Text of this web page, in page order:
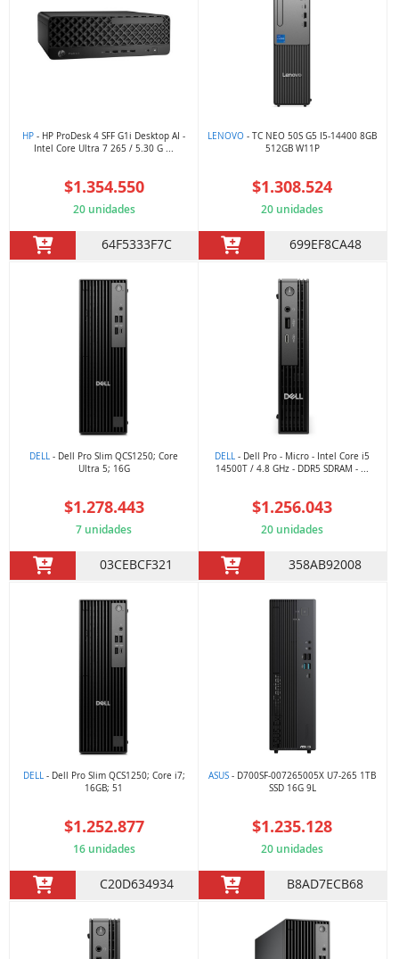
HP - HP ProDesk 4 SFF G1i Desktop AI -
Intel Core Ultra 7 265 / 5.30 G ...
$1.354.550
20 unidades
64F5333F7C
LENOVO - TC NEO 50S G5 I5-14400 8GB
512GB W11P
$1.308.524
20 unidades
699EF8CA48
DELL - Dell Pro Slim QCS1250; Core
Ultra 5; 16G
$1.278.443
7 unidades
03CEBCF321
DELL - Dell Pro - Micro - Intel Core i5
14500T / 4.8 GHz - DDR5 SDRAM - ...
$1.256.043
20 unidades
358AB92008
DELL- Dell Pro Slim QCS1250; Core i7;
16GB; 51
$1.252.877
16 unidades
C20D634934
ASUS - D700SF-007265005X U7-265 1TB
SSD 16G 9L
$1.235.128
20 unidades
B8AD7ECB68